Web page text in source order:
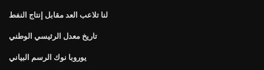
لنا تلاعب العد مقابل إنتاج النفط
تاريخ معدل الرئيسي الوطني
يوروبا نوك الرسم البياني